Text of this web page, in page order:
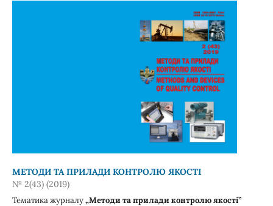
МЕТОДИ ТА ПРИЛАДИ КОНТРОЛЮ ЯКОСТІ
№ 2(43) (2019)
Тематика журналу„Методи та прилади контролю якості”